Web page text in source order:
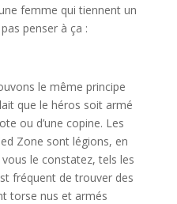
femme qui tiennent un
penser à ça :
le même principe
que le héros soit armé
ou d’une copine. Les
Zone sont légions, en
le constatez, tels les
fréquent de trouver des
torse nus et armés